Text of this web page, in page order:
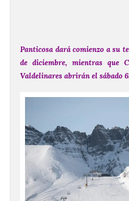
Panticosa dará comienzo a su
de diciembre, mientras que
Valdelinares abrirán el sábado